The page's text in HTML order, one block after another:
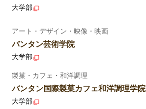
大学部
アート・デザイン・映像・映画
バンタン芸術学院
大学部
製菓・カフェ・和洋調理
バンタン国際製菓カフェ和洋調理学院
大学部